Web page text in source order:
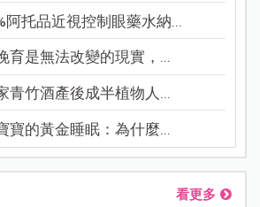
阿托品近視控制眼藥水納...
育是無法改變的現實，...
青竹酒產後成半植物人...
寶的黃金睡眠：為什麼...
看更多